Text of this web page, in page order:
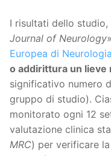
I risultati dello
Journal of Neurology
Europea di Neurologia
o addirittura un lieve
significativo numero
gruppo di studio).
monitorato ogni 12
valutazione clinica
MRC) per verificare